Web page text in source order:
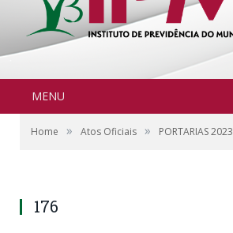
MENU
Home » Atos Oficiais » PORTARIAS 2023
176